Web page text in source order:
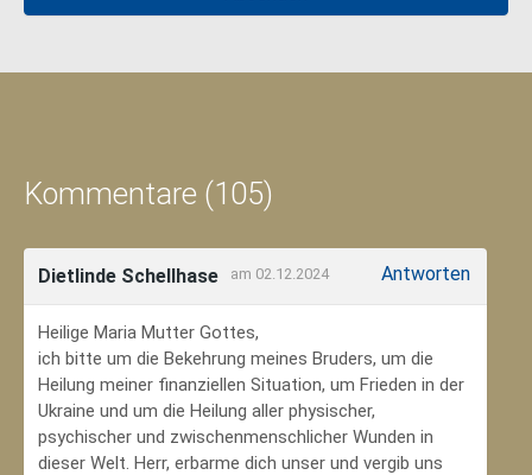
Kommentare (105)
Dietlinde Schellhase am 02.12.2024 Antworten
Heilige Maria Mutter Gottes,
ich bitte um die Bekehrung meines Bruders, um die
Heilung meiner finanziellen Situation, um Frieden in der
Ukraine und um die Heilung aller physischer,
psychischer und zwischenmenschlicher Wunden in
dieser Welt. Herr, erbarme dich unser und vergib uns